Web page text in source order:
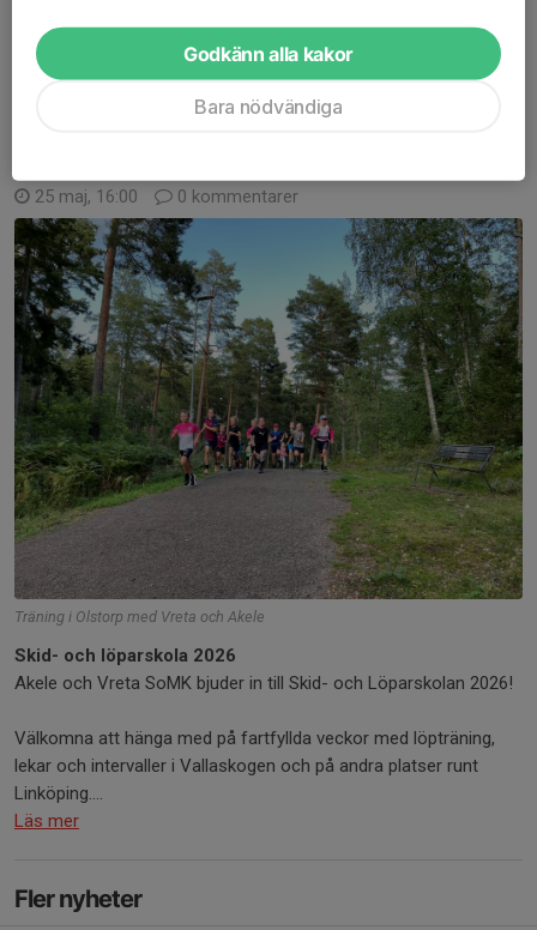
Läs mer
25 maj, 16:00 0 kommentarer
Träning i Olstorp med Vreta och Akele
Skid- och löparskola 2026
Akele och Vreta SoMK bjuder in till Skid- och Löparskolan 2026!
Välkomna att hänga med på fartfyllda veckor med löpträning,
lekar och intervaller i Vallaskogen och på andra platser runt
Linköping....
Läs mer
Fler nyheter
Godkänn alla kakor
Bara nödvändiga